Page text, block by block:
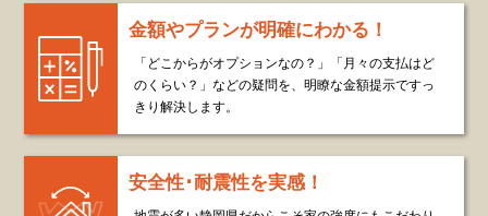
金額やプランが明確にわかる！
「どこからがオプションなの？」「月々の支払はど
のくらい？」などの疑問を、明瞭な金額提示ですっ
きり解決します。
安全性･耐震性を実感！